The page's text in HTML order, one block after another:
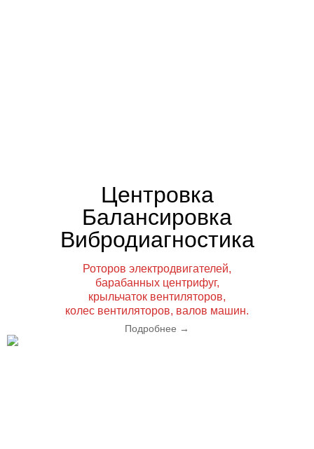
Центровка
Балансировка
Вибродиагностика
Роторов электродвигателей,
барабанных центрифуг,
крыльчаток вентиляторов,
колес вентиляторов, валов машин.
Подробнее →